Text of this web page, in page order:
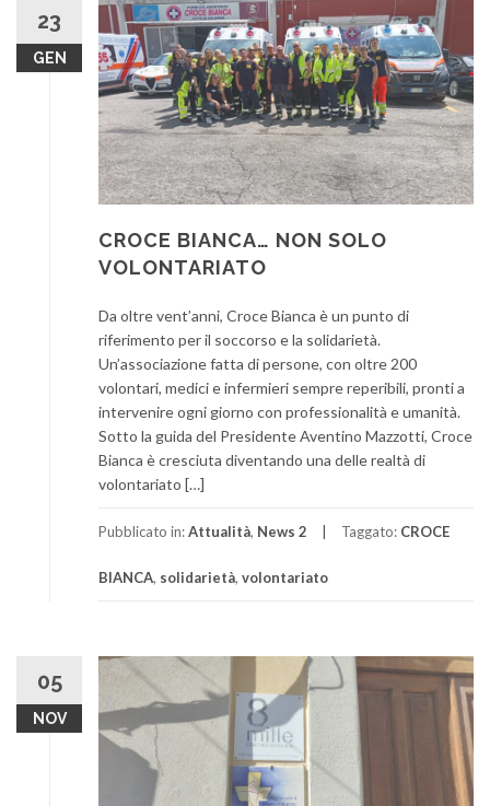
23
GEN
CROCE BIANCA… NON SOLO
VOLONTARIATO
Da oltre vent’anni, Croce Bianca è un punto di
riferimento per il soccorso e la solidarietà.
Un’associazione fatta di persone, con oltre 200
volontari, medici e infermieri sempre reperibili, pronti a
intervenire ogni giorno con professionalità e umanità.
Sotto la guida del Presidente Aventino Mazzotti, Croce
Bianca è cresciuta diventando una delle realtà di
volontariato […]
Pubblicato in:Attualità, News 2 Taggato: CROCE
BIANCA, solidarietà, volontariato
05
NOV